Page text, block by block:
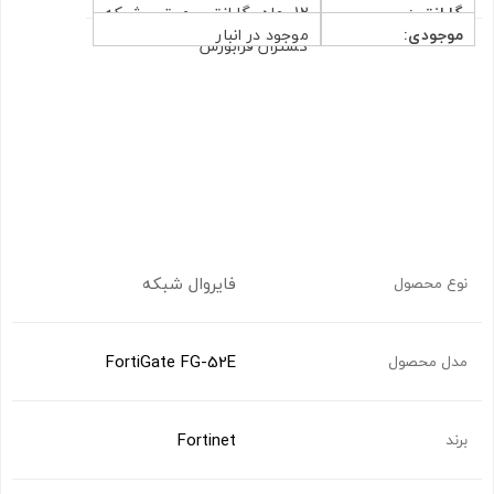
گارانتی:
12 ماه گارانتی معتبر شبکه
گستران فرابورس
موجودی: موجود در انبار
نوع محصول فایروال شبکه
مدل محصول FortiGate FG-52E
برند Fortinet